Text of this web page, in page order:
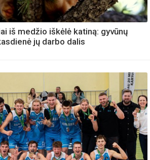
iš medžio iškėlė katiną: gyvūnų
jų darbo dalis